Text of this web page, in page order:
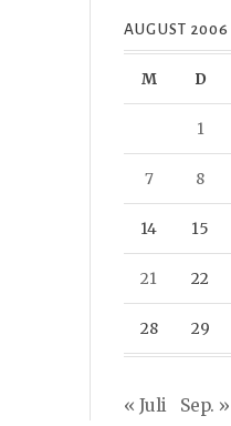
AUGUST 2006
M D
1
7 8
14 15
21 22
28 29
« Juli Sep. »